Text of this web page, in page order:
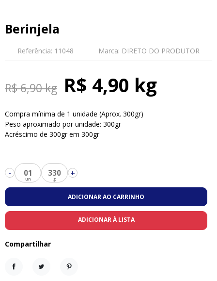
Berinjela
Referência: 11048 Marca: DIRETO DO PRODUTOR
R$ 6,90 kg R$ 4,90 kg
Compra mínima de 1 unidade (Aprox. 300gr)
Peso aproximado por unidade: 300gr
Acréscimo de 300gr em 300gr
- 01 330 +
ADICIONAR AO CARRINHO
ADICIONAR À LISTA
Compartilhar